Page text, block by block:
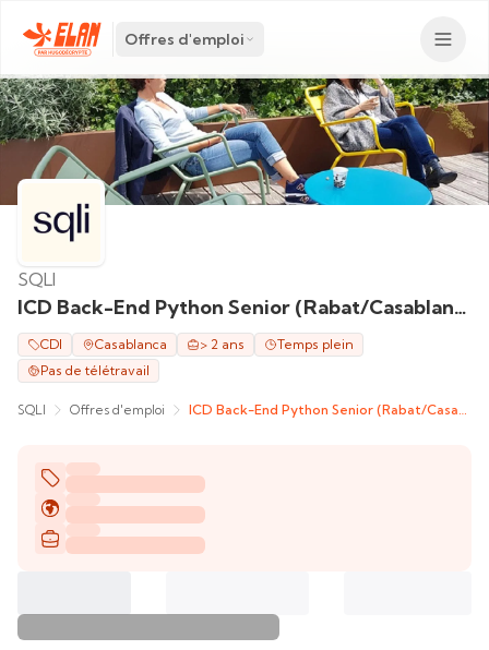
Offres d'emploi
ICD Back-End Python Senior (Rabat/Casablanca)
SQLI
CDI Casablanca > 2 ans
Temps plein
Pas de télétravail
SQLI Offres d'emploi ICD Back-End Python Senior (Rabat/Casablanca)